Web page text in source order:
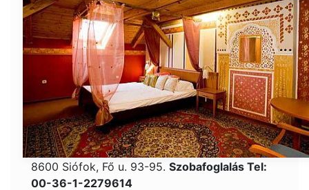
8600 Siófok, Fő u. 93-95. Szobafoglalás Tel:
00-36-1-2279614